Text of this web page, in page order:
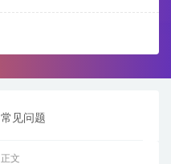
常见问题
正文